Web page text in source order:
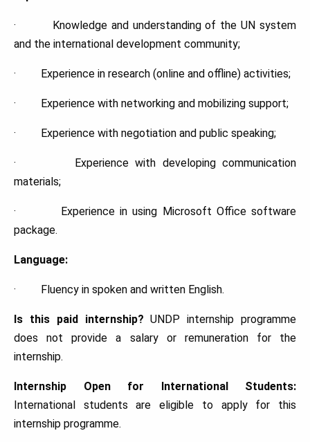
· Knowledge and understanding of the UN system
and the international development community;
· Experience in research (online and offline) activities;
· Experience with networking and mobilizing support;
· Experience with negotiation and public speaking;
· Experience with developing communication
materials;
· Experience in using Microsoft Office software
package.
Language:
· Fluency in spoken and written English.
Is this paid internship? UNDP internship programme
does not provide a salary or remuneration for the
internship.
Internship Open for International Students:
International students are eligible to apply for this
internship programme.